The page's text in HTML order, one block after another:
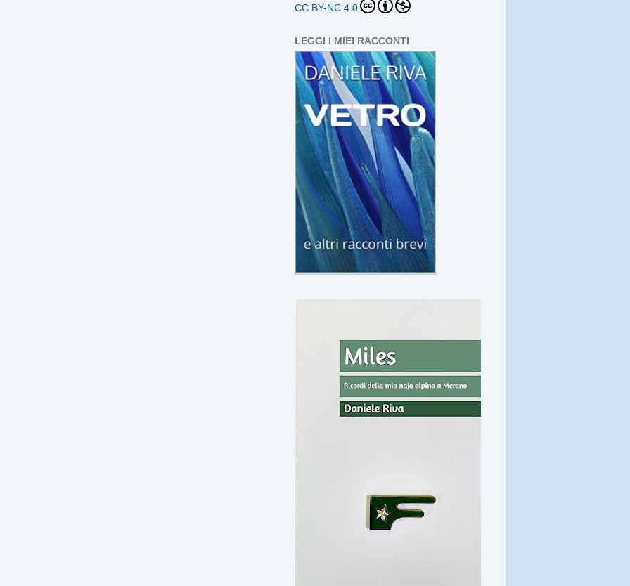
CC BY-NC 4.0
LEGGI I MIEI RACCONTI